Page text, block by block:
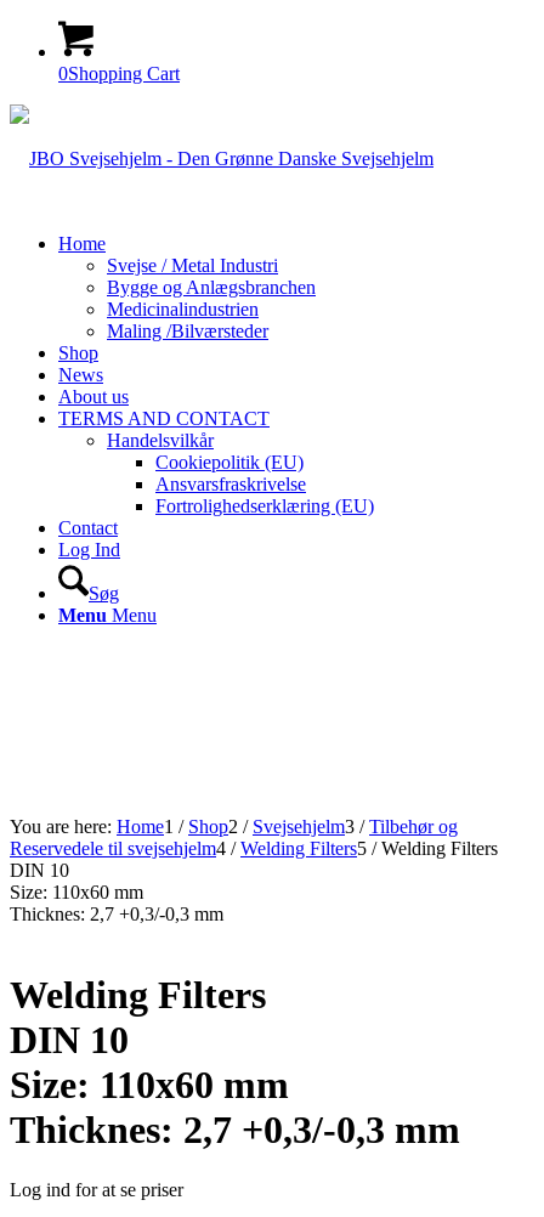
0Shopping Cart
Home
Svejse / Metal Industri
Bygge og Anlægsbranchen
Medicinalindustrien
Maling /Bilværsteder
Shop
News
About us
TERMS AND CONTACT
Handelsvilkår
Cookiepolitik (EU)
Ansvarsfraskrivelse
Fortrolighedserklæring (EU)
Contact
Log Ind
Søg
Menu Menu
You are here: Home1 / Shop2 / Svejsehjelm3 / Tilbehør og
Reservedele til svejsehjelm4 / Welding Filters5 / Welding Filters
DIN 10
Size: 110x60 mm
Thicknes: 2,7 +0,3/-0,3 mm
Welding Filters
DIN 10
Size: 110x60 mm
Thicknes: 2,7 +0,3/-0,3 mm
Log ind for at se priser